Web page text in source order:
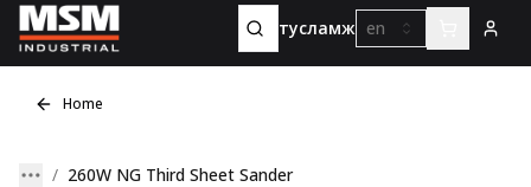
тусламж en
Home
260W NG Third Sheet Sander